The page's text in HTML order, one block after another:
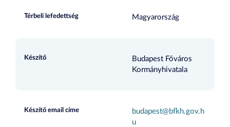
Térbeli lefedettség Magyarország
Készítő
Budapest Főváros
Kormányhivatala
Készítő email címe
budapest@bfkh.gov.h
u